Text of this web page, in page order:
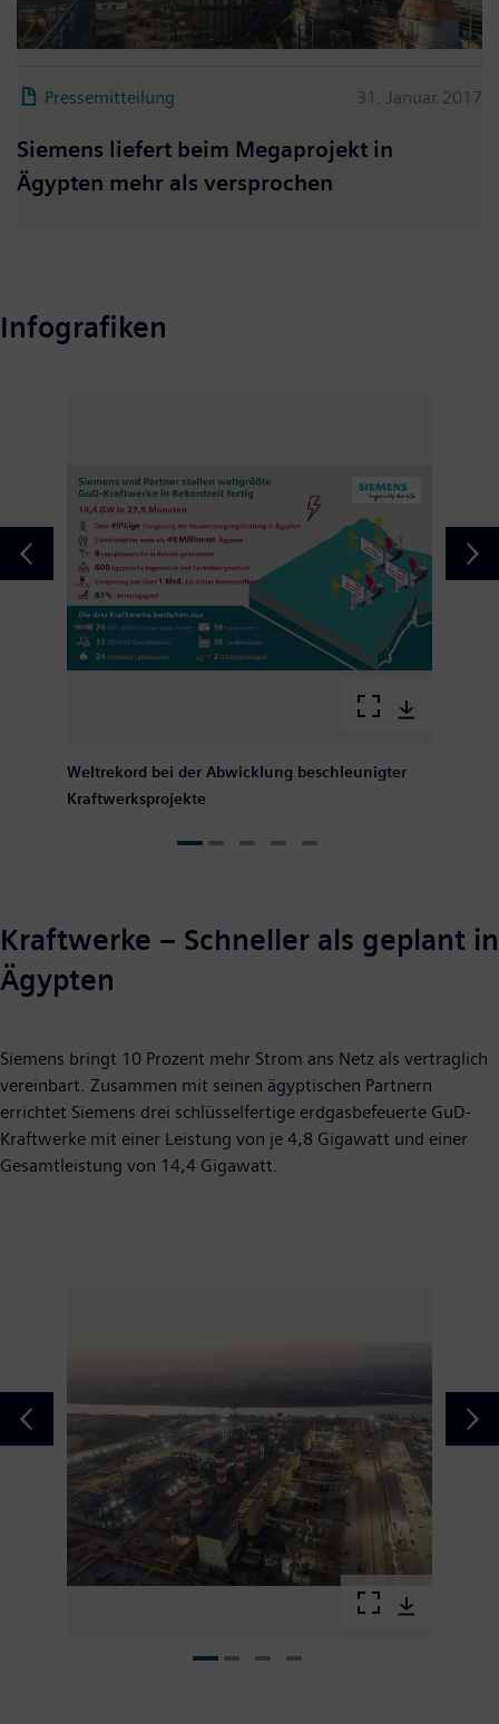
Pressemitteilung 31. Januar 2017
Siemens liefert beim Megaprojekt in
Ägypten mehr als versprochen
Infografiken
Weltrekord bei der Abwicklung beschleunigter
Kraftwerksprojekte
Kraftwerke – Schneller als geplant in
Ägypten
Siemens bringt 10 Prozent mehr Strom ans Netz als vertraglich
vereinbart. Zusammen mit seinen ägyptischen Partnern
errichtet Siemens drei schlüsselfertige erdgasbefeuerte GuD-
Kraftwerke mit einer Leistung von je 4,8 Gigawatt und einer
Gesamtleistung von 14,4 Gigawatt.